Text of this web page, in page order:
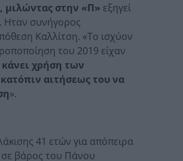
μιλώντας στην «Π» εξηγεί
Ηταν συνήγορος
Καλλίτση. «Το ισχύον
του 2019 είχαν
χρήση των
αιτήσεως του να
».
41 ετών για απόπειρα
σε βάρος του Πάνου